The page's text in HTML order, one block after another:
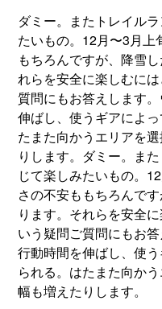
ダミー。またトレイル
たいもの。12月〜3月上
もちろんですが、降雪
れらを安全に楽しむに
質問にもお答えします
伸ばし、使うギアによ
たまた向かうエリアを
りします。ダミー。ま
じて楽しみたいもの。
さの不安ももちろんで
ります。それらを安全
いう疑問ご質問にもお
行動時間を伸ばし、使
られる。はたまた向か
幅も増えたりします。